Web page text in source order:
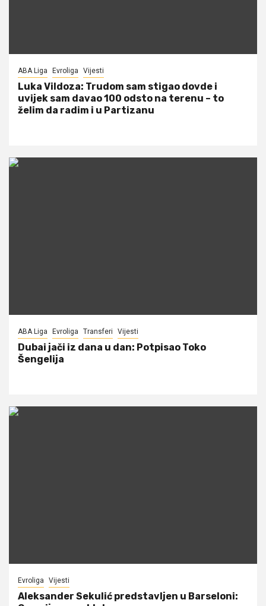
ABA Liga Evroliga Vijesti
Luka Vildoza: Trudom sam stigao dovde i
uvijek sam davao 100 odsto na terenu – to
želim da radim i u Partizanu
ABA Liga Evroliga Transferi Vijesti
Dubai jači iz dana u dan: Potpisao Toko
Šengelija
Evroliga Vijesti
Aleksander Sekulić predstavljen u Barseloni: